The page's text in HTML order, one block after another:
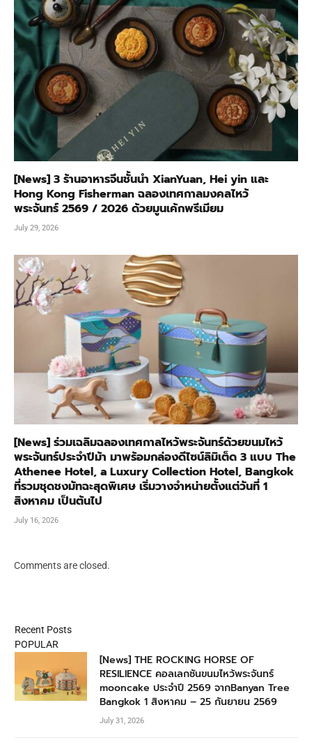
[News] 3 ร้านอาหารจีนชั้นนำ XianYuan, Hei yin และ
Hong Kong Fisherman ฉลองเทศกาลมงคลไหว้
พระจันทร์ 2569 / 2026 ด้วยมูนเค้กพรีเมียม
July 29, 2026
[News] ร่วมเฉลิมฉลองเทศกาลไหว้พระจันทร์ด้วยขนมไหว้
พระจันทร์ประจำปีม้า มาพร้อมกล่องดีไซน์ลิมิเต็ด 3 แบบ The
Athenee Hotel, a Luxury Collection Hotel, Bangkok
ที่รวมชุดชงมัทฉะสุดพิเศษ เริ่มวางจำหน่ายตั้งแต่วันที่ 1
สิงหาคม เป็นต้นไป
July 16, 2026
Comments are closed.
Recent Posts
POPULAR
[News] THE ROCKING HORSE OF
RESILIENCE คอลเลกชันขนมไหว้พระจันทร์
mooncake ประจำปี 2569 จากBanyan Tree
Bangkok 1 สิงหาคม – 25 กันยายน 2569
July 31, 2026